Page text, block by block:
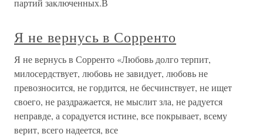
партий заключенных.В
Я не вернусь в Сорренто
Я не вернусь в Сорренто «Любовь долго терпит,
милосердствует, любовь не завидует, любовь не
превозносится, не гордится, не бесчинствует, не ищет
своего, не раздражается, не мыслит зла, не радуется
неправде, а сорадуется истине, все покрывает, всему
верит, всего надеется, все